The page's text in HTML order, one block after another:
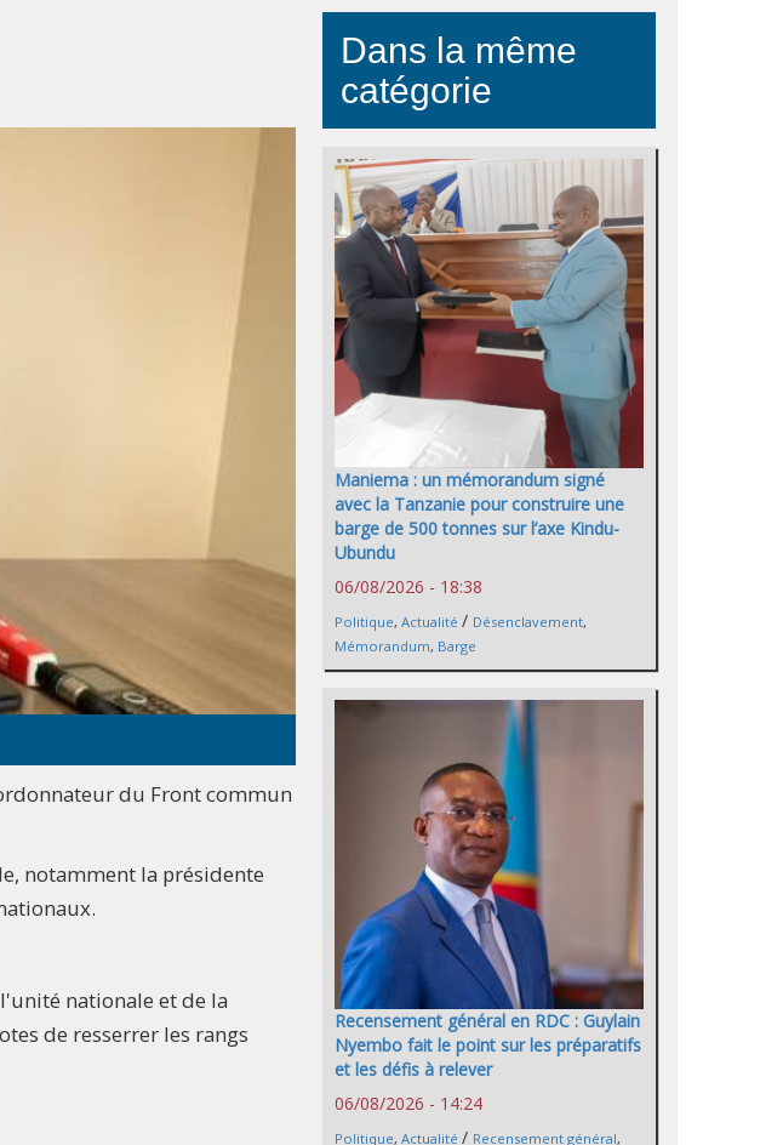
du Front commun
notamment la présidente
nationale et de la
de resserrer les rangs
Dans la même
catégorie
Maniema : un mémorandum signé
avec la Tanzanie pour construire une
barge de 500 tonnes sur l’axe Kindu-
Ubundu
06/08/2026 - 18:38
Politique, Actualité / Désenclavement,
Mémorandum, Barge
Recensement général en RDC : Guylain
Nyembo fait le point sur les préparatifs
et les défis à relever
06/08/2026 - 14:24
Politique, Actualité / Recensement général,